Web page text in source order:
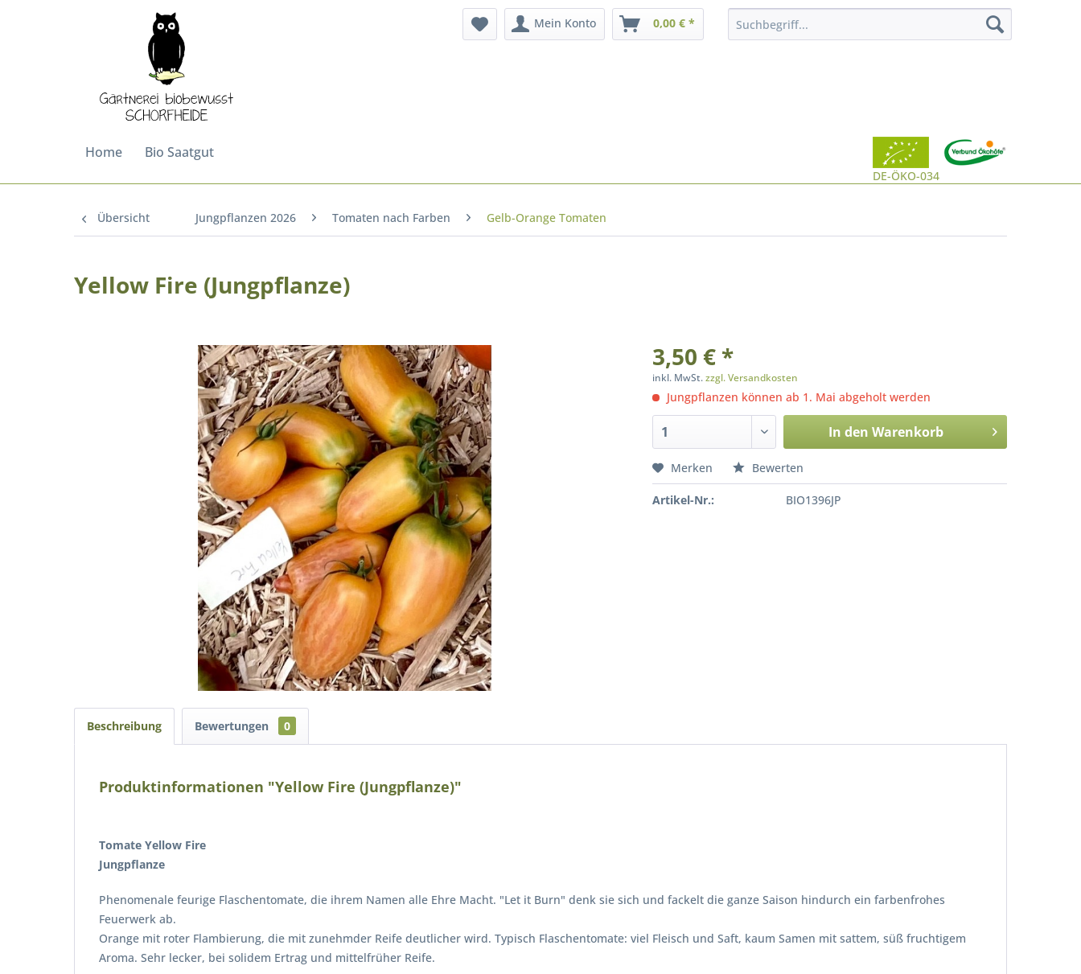
Mein Konto 0,00 € *
Home Bio Saatgut
DE-ÖKO-034
Übersicht Jungpflanzen 2026 Tomaten nach Farben Gelb-Orange Tomaten
Yellow Fire (Jungpflanze)
3,50 € *
inkl. MwSt.zzgl. Versandkosten
Jungpflanzen können ab 1. Mai abgeholt werden
In den Warenkorb
Merken Bewerten
Artikel-Nr.: BIO1396JP
Beschreibung Bewertungen 0
Produktinformationen "Yellow Fire (Jungpflanze)"
Tomate Yellow Fire
Jungpflanze
Phenomenale feurige Flaschentomate, die ihrem Namen alle Ehre Macht. "Let it Burn" denk sie sich und fackelt die ganze Saison hindurch ein farbenfrohes
Feuerwerk ab.
Orange mit roter Flambierung, die mit zunehmder Reife deutlicher wird. Typisch Flaschentomate: viel Fleisch und Saft, kaum Samen mit sattem, süß fruchtigem
Aroma. Sehr lecker, bei solidem Ertrag und mittelfrüher Reife.